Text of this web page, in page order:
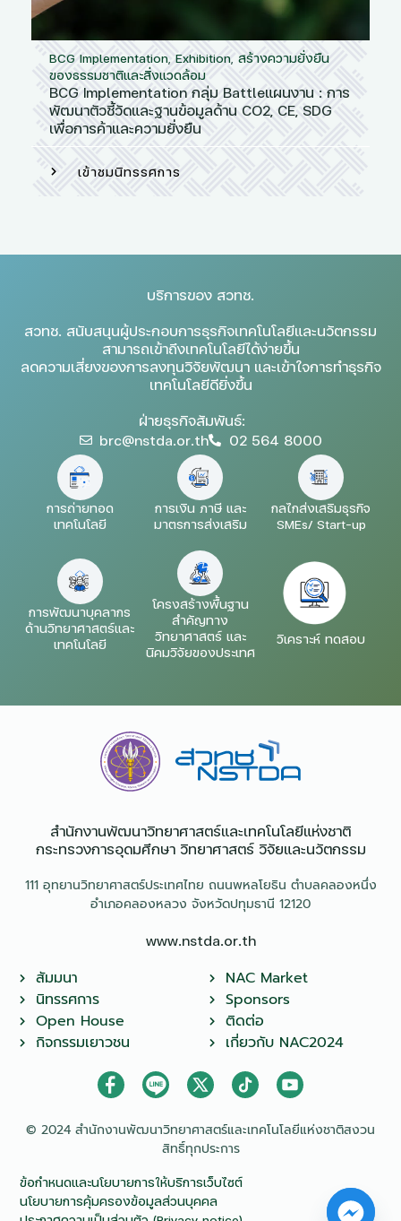
BCG Implementation, Exhibition, สร้างความยั่งยืน
ของธรรมชาติและสิ่งแวดล้อม
BCG Implementation กลุ่ม Battleแผนงาน : การ
พัฒนาตัวชี้วัดและฐานข้อมูลด้าน CO2, CE, SDG
เพื่อการค้าและความยั่งยืน
เข้าชมนิทรรศการ
บริการของ สวทช.
สวทช. สนับสนุนผู้ประกอบการธุรกิจเทคโนโลยีและนวัตกรรม
สามารถเข้าถึงเทคโนโลยีได้ง่ายขึ้น
ลดความเสี่ยงของการลงทุนวิจัยพัฒนา และเข้าใจการทำธุรกิจ
เทคโนโลยีดียิ่งขึ้น
ฝ่ายธุรกิจสัมพันธ์:
brc@nstda.or.th
02 564 8000
การถ่ายทอด
เทคโนโลยี
การเงิน ภาษี และ
มาตรการส่งเสริม
กลไกส่งเสริมธุรกิจ
SMEs/ Start-up
การพัฒนาบุคลากร
ด้านวิทยาศาสตร์และ
เทคโนโลยี
โครงสร้างพื้นฐาน
สำคัญทาง
วิทยาศาสตร์ และ
นิคมวิจัยของประเทศ
วิเคราะห์ ทดสอบ
สำนักงานพัฒนาวิทยาศาสตร์และเทคโนโลยีแห่งชาติ​
กระทรวงการอุดมศึกษา วิทยาศาสตร์ วิจัยและนวัตกรรม
111 อุทยานวิทยาศาสตร์ประเทศไทย ถนนพหลโยธิน ตำบลคลองหนึ่ง
อำเภอคลองหลวง จังหวัดปทุมธานี 12120
www.nstda.or.th
สัมมนา
นิทรรศการ
Open House
กิจกรรมเยาวชน
NAC Market
Sponsors
ติดต่อ
เกี่ยวกับ NAC2024
© 2024 สำนักงานพัฒนาวิทยาศาสตร์และเทคโนโลยีแห่งชาติสงวน
สิทธิ์ทุกประการ
ข้อกำหนดและนโยบายการให้บริการเว็บไซต์
นโยบายการคุ้มครองข้อมูลส่วนบุคคล